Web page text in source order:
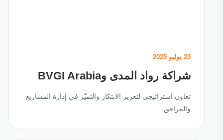
23 يوليو 2025
شراكة رواد المدى وBVGI Arabia
تعاون استراتيجي لتعزيز الابتكار والتميّز في إدارة المشاريع
والمرافق.